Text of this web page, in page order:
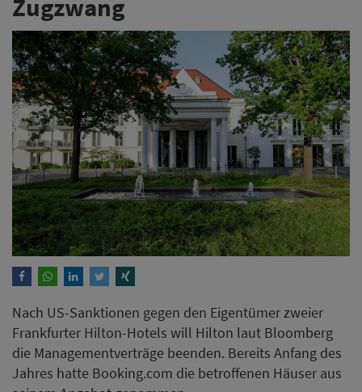
Zugzwang
Nach US-Sanktionen gegen den Eigentümer zweier
Frankfurter Hilton-Hotels will Hilton laut Bloomberg
die Managementverträge beenden. Bereits Anfang des
Jahres hatte Booking.com die betroffenen Häuser aus